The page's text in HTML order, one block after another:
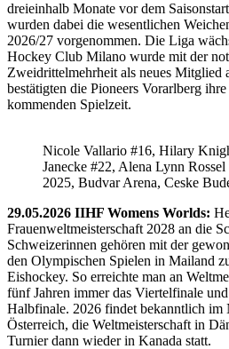
dreieinhalb Monate vor dem
wurden dabei die wesentlichen
2026/27 vorgenommen. Die Liga
Hockey Club Milano wurde mit der
Zweidrittelmehrheit als neues Mitglied
bestätigten die Pioneers Vorarlberg
kommenden Spielzeit.
Nicole Vallario #16, Hilary
Janecke #22, Alena Lynn
2025, Budvar Arena, Ceske
29.05.2026 IIHF Womens Worlds:
Frauenweltmeisterschaft 2028 an die
Schweizerinnen gehören mit der
den Olympischen Spielen in Mailand
Eishockey. So erreichte man an
fünf Jahren immer das Viertelfinale
Halbfinale. 2026 findet bekanntlich im
Österreich, die Weltmeisterschaft in
Turnier dann wieder in Kanada statt.